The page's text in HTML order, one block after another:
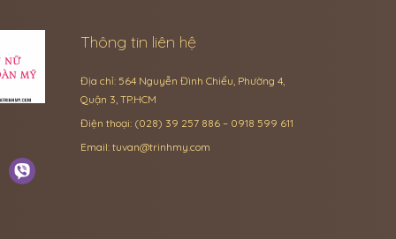
Thông tin liên hệ
Địa chỉ: 564 Nguyễn Đình Chiểu, Phường 4,
Quận 3, TP.HCM
Điện thoại: (028) 39 257 886 – 0918 599 611
Email: tuvan@trinhmy.com